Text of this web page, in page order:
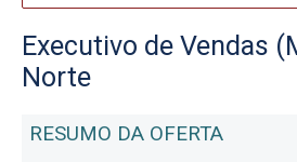
Executivo de Vendas
Norte
RESUMO DA OFERTA